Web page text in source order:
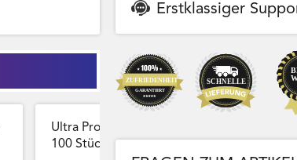
Ultra Pro Card Sleeves Team Bags
100 Stück Wiederverschließbar
Erstklassiger